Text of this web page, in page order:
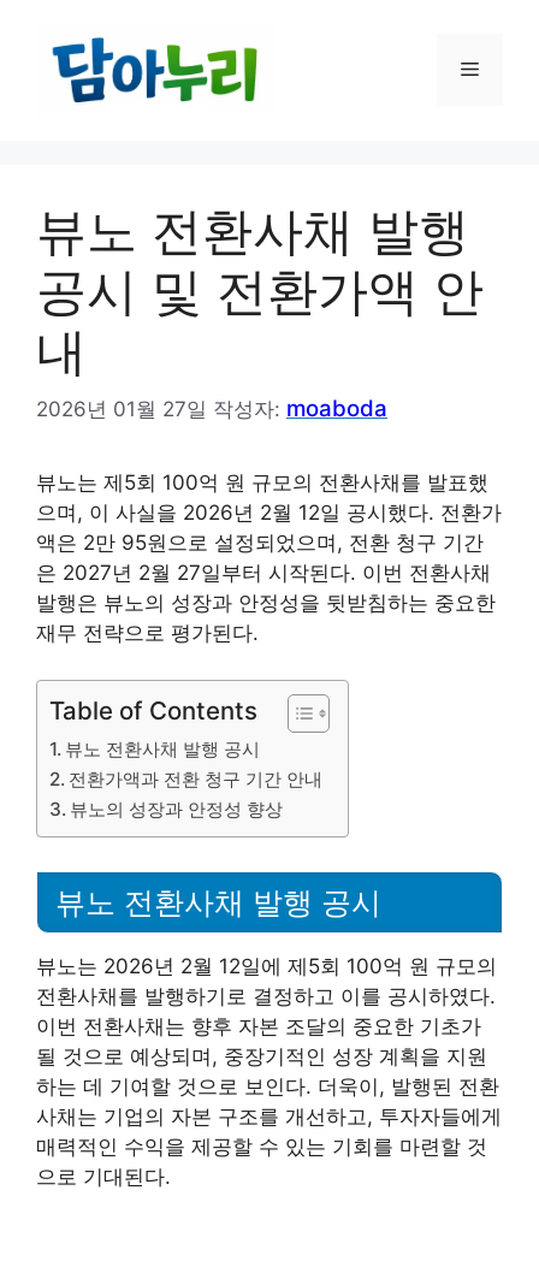
메
뷰노 전환사채 발행
공시 및 전환가액 안
내
2026년 01월 27일 작성자: moaboda
뷰노는 제5회 100억 원 규모의 전환사채를 발표했
으며, 이 사실을 2026년 2월 12일 공시했다. 전환가
액은 2만 95원으로 설정되었으며, 전환 청구 기간
은 2027년 2월 27일부터 시작된다. 이번 전환사채
발행은 뷰노의 성장과 안정성을 뒷받침하는 중요한
재무 전략으로 평가된다.
Table of Contents
뷰노 전환사채 발행 공시
전환가액과 전환 청구 기간 안내
뷰노의 성장과 안정성 향상
뷰노 전환사채 발행 공시
뷰노는 2026년 2월 12일에 제5회 100억 원 규모의
전환사채를 발행하기로 결정하고 이를 공시하였다.
이번 전환사채는 향후 자본 조달의 중요한 기초가
될 것으로 예상되며, 중장기적인 성장 계획을 지원
하는 데 기여할 것으로 보인다. 더욱이, 발행된 전환
사채는 기업의 자본 구조를 개선하고, 투자자들에게
매력적인 수익을 제공할 수 있는 기회를 마련할 것
으로 기대된다.